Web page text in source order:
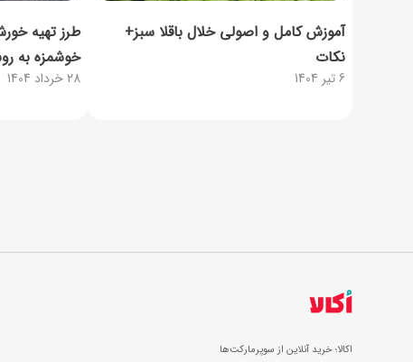
6 تیر 1404
آموزش کامل و اصولی خلال باقلا سبز+
نکات
28 خرداد 1404
طرز تهیه
خوشمزه به
اکالا؛ خرید آنلاین از سوپرمارکت‌ها